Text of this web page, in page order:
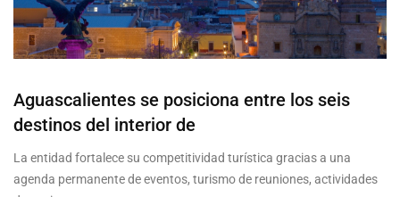
Aguascalientes se posiciona entre los seis
destinos del interior de
La entidad fortalece su competitividad turística gracias a una
agenda permanente de eventos, turismo de reuniones, actividades